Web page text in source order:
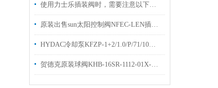
使用力士乐插装阀时，需要注意以下几个关键的事项
原装出售sun太阳控制阀NFEC-LEN插装阀样本技术参数
HYDAC冷却泵KFZP-1+2/1.0/P/71/10电机泵优势出售
贺德克原装球阀KHB-16SR-1112-01X-A直销高压球阀KHB